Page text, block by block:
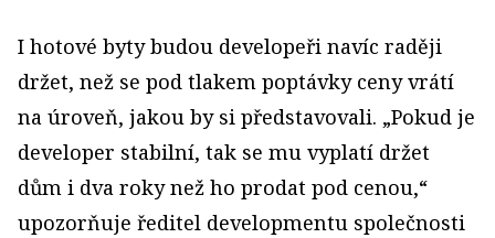
I hotové byty budou developeři navíc raději
držet, než se pod tlakem poptávky ceny vrátí
na úroveň, jakou by si představovali. „Pokud je
developer stabilní, tak se mu vyplatí držet
dům i dva roky než ho prodat pod cenou,“
upozorňuje ředitel developmentu společnosti